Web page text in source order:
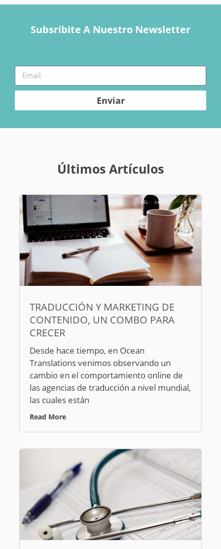
Subsribite A Nuestro Newsletter
Enviar
Últimos Artículos
TRADUCCIÓN Y MARKETING DE
CONTENIDO, UN COMBO PARA
CRECER
Desde hace tiempo, en Ocean
Translations venimos observando un
cambio en el comportamiento online de
las agencias de traducción a nivel mundial,
las cuales están
Read More